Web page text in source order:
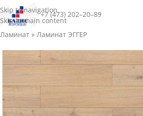
Skip to navigation
Skip to main content
+7 (473) 202–20–89
Ламинат » Ламинат ЭГГЕР